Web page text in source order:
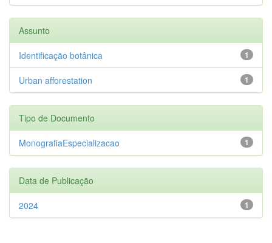
Assunto
1
Identificação botânica
1
Urban afforestation
Tipo de Documento
1
MonografiaEspecializacao
Data de Publicação
1
2024